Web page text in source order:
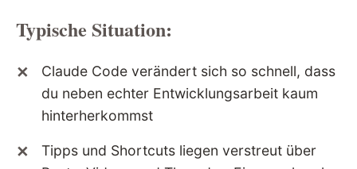
Typische Situation:
Claude Code verändert sich so schnell, dass
du neben echter Entwicklungsarbeit kaum
hinterherkommst
Tipps und Shortcuts liegen verstreut über